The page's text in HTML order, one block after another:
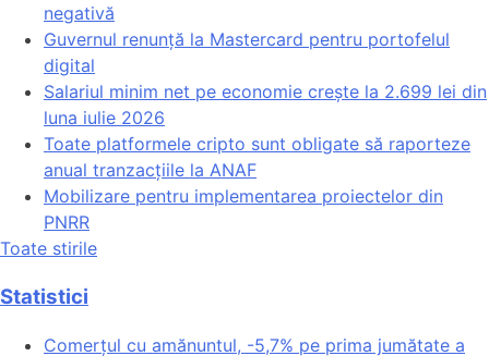
negativă
Guvernul renunță la Mastercard pentru portofelul
digital
Salariul minim net pe economie crește la 2.699 lei din
luna iulie 2026
Toate platformele cripto sunt obligate să raporteze
anual tranzacțiile la ANAF
Mobilizare pentru implementarea proiectelor din
PNRR
Toate stirile
Statistici
Comerțul cu amănuntul, -5,7% pe prima jumătate a